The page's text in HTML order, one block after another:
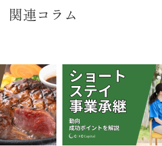
関連コラム